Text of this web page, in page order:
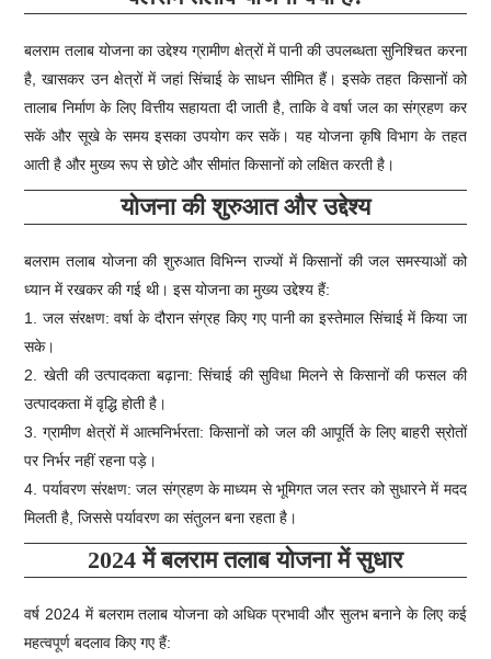
बलराम तलाब योजना का उद्देश्य ग्रामीण क्षेत्रों में पानी की उपलब्धता सुनिश्चित करना
है, खासकर उन क्षेत्रों में जहां सिंचाई के साधन सीमित हैं। इसके तहत किसानों को
तालाब निर्माण के लिए वित्तीय सहायता दी जाती है, ताकि वे वर्षा जल का संग्रहण कर
सकें और सूखे के समय इसका उपयोग कर सकें। यह योजना कृषि विभाग के तहत
आती है और मुख्य रूप से छोटे और सीमांत किसानों को लक्षित करती है।
योजना की शुरुआत और उद्देश्य
बलराम तलाब योजना की शुरुआत विभिन्न राज्यों में किसानों की जल समस्याओं को
ध्यान में रखकर की गई थी। इस योजना का मुख्य उद्देश्य हैं:
1. जल संरक्षण: वर्षा के दौरान संग्रह किए गए पानी का इस्तेमाल सिंचाई में किया जा
सके।
2. खेती की उत्पादकता बढ़ाना: सिंचाई की सुविधा मिलने से किसानों की फसल की
उत्पादकता में वृद्धि होती है।
3. ग्रामीण क्षेत्रों में आत्मनिर्भरता: किसानों को जल की आपूर्ति के लिए बाहरी स्रोतों
पर निर्भर नहीं रहना पड़े।
4. पर्यावरण संरक्षण: जल संग्रहण के माध्यम से भूमिगत जल स्तर को सुधारने में मदद
मिलती है, जिससे पर्यावरण का संतुलन बना रहता है।
2024 में बलराम तलाब योजना में सुधार
वर्ष 2024 में बलराम तलाब योजना को अधिक प्रभावी और सुलभ बनाने के लिए कई
महत्वपूर्ण बदलाव किए गए हैं: